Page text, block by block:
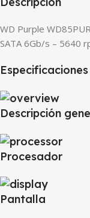
WD Purple
SATA 6Gb/s – 5640
Especificaciones
Descripción
Procesador
Pantalla